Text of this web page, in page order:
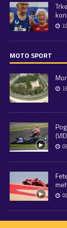
MOTO SPORT